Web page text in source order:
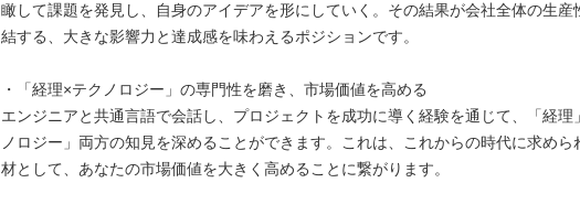
瞰して課題を発見し、自身のアイデアを形にしていく。その結果が会社全体の生産
結する、大きな影響力と達成感を味わえるポジションです。
・「経理×テクノロジー」の専門性を磨き、市場価値を高める
エンジニアと共通言語で会話し、プロジェクトを成功に導く経験を通じて、「経理
ノロジー」両方の知見を深めることができます。これは、これからの時代に求めら
材として、あなたの市場価値を大きく高めることに繋がります。